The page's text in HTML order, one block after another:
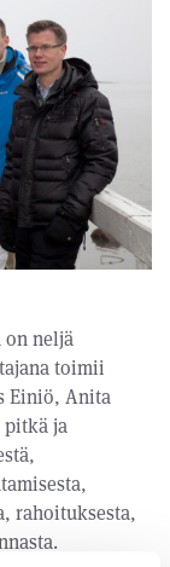
neljä
toimii
Einiö, Anita
pitkä ja
rahoituksesta,